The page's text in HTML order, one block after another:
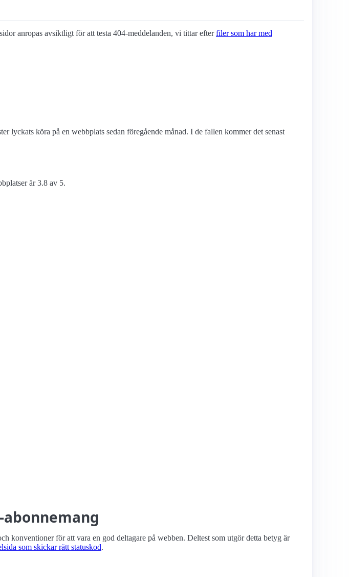
anropas avsiktligt för att testa 404-meddelanden, vi tittar efterfiler som har med
lyckats köra på en webbplats sedan föregående månad. I de fallen kommer det senast
är 3.8 av 5.
konventioner för att vara en god deltagare på webben. Deltest som utgör detta betyg är
som skickar rätt statuskod.